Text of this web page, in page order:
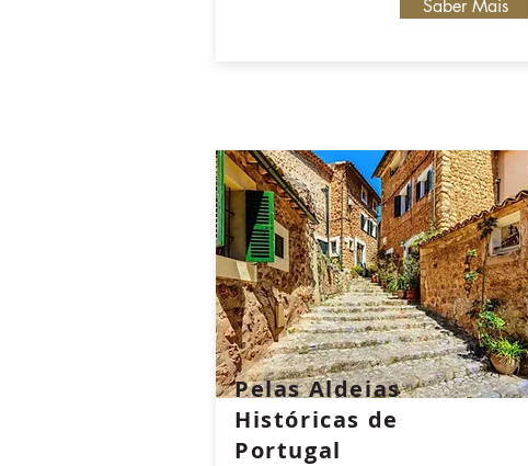
Saber Mais
Pelas Aldeias
Históricas de
Portugal